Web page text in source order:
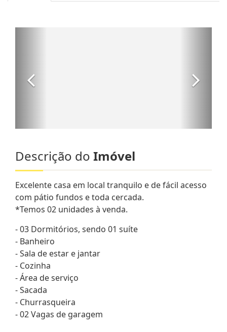
Descrição do Imóvel
Excelente casa em local tranquilo e de fácil acesso
com pátio fundos e toda cercada.
*Temos 02 unidades à venda.
- 03 Dormitórios, sendo 01 suíte
- Banheiro
- Sala de estar e jantar
- Cozinha
- Área de serviço
- Sacada
- Churrasqueira
- 02 Vagas de garagem